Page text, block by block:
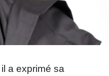
a exprimé sa